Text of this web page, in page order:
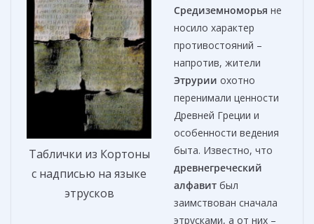
Таблички из Кортоны
с надписью на языке
этрусков
Средиземноморья не
носило характер
противостояний –
напротив, жители
Этрурии охотно
перенимали ценности
Древней Греции и
особенности ведения
быта. Известно, что
древнегреческий
алфавит был
заимствован сначала
этрусками, а от них –